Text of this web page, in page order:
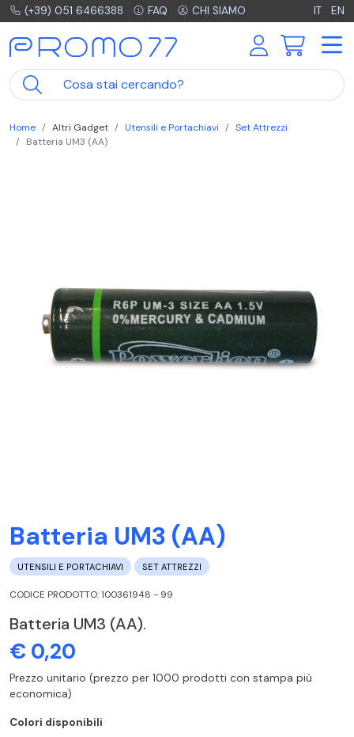
(+39) 051 6466388 FAQ CHI SIAMO IT EN
Home Altri Gadget Utensili e Portachiavi
Set Attrezzi
Batteria UM3 (AA)
Batteria UM3 (AA)
UTENSILI E PORTACHIAVI SET ATTREZZI
CODICE PRODOTTO: 100361948 - 99
Batteria UM3 (AA).
€ 0,20
Prezzo unitario (prezzo per 1000 prodotti con stampa più
economica)
Colori disponibili